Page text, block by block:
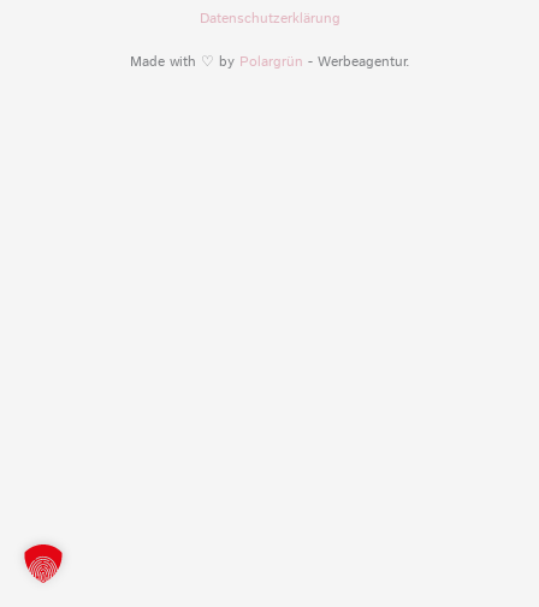
Datenschutzerklärung
Made with ♡ by Polargrün - Werbeagentur.